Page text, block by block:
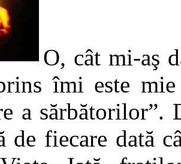
O, cât mi-aş
îmi este
a sărbătorilor”.
de fiecare dată